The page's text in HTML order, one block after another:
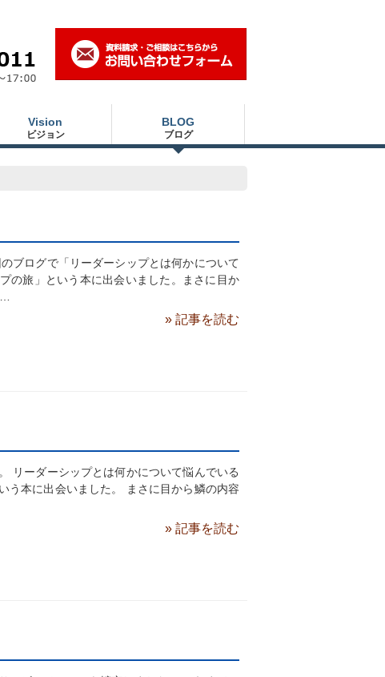
Vision
ビジョン
BLOG
ブログ
ブログで「リーダーシップとは何かについて
の旅」という本に出会いました。まさに目か
» 記事を読む
リーダーシップとは何かについて悩んでいる
う本に出会いました。 まさに目から鱗の内容
» 記事を読む